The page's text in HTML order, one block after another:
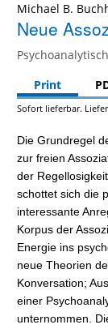
Michael B.
Neue
Print
Sofort lieferbar.
Die Grundregel
zur freien
der
schottet sich die
interessante
Korpus der
Energie ins
neue Theorien
Konversation;
einer
unternommen.